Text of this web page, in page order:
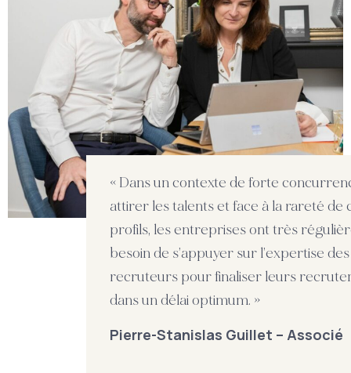
« Dans un contexte de forte
attirer les talents et face à la rareté de
profils, les entreprises ont très
besoin de s’appuyer sur l’expertise des
recruteurs pour finaliser leurs
dans un délai optimum. »
Pierre-Stanislas Guillet – Associé